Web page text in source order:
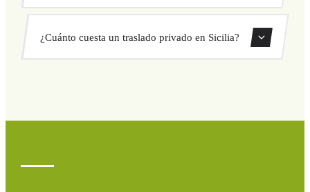
Consulta la sección de aeropuertos más arriba para ver los
aeropuertos más cercanos con servicio a Sicilia.
¿Cuánto cuesta un traslado privado en Sicilia?